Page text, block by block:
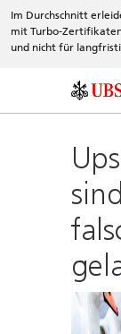
Im Durchschnitt
mit Turbo-
und nicht für